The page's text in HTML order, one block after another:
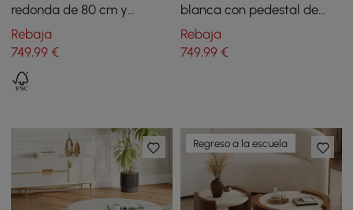
redonda de 80 cm y
superficie de vidrio
templado con 3 pufs
Rebaja
749,99 €
blanca con pedestal de
metal en forma de anillo de
acabado de cromo
Rebaja
749,99€
Regreso a la escuela